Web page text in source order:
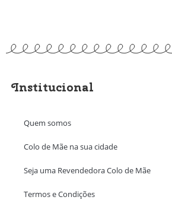
Institucional
Quem somos
Colo de Mãe na sua cidade
Seja uma Revendedora Colo de Mãe
Termos e Condições